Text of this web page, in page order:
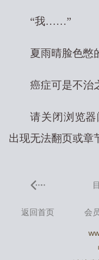
“我……”
夏雨晴脸色憋
癌症可是不治
请关闭浏览
出现无法翻页或章
返回首页 会